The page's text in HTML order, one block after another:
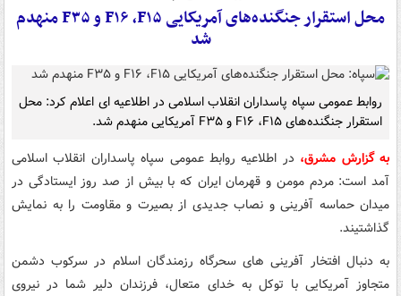
محل استقرار جنگنده‌های آمریکایی F۱۶ ،F۱۵ و F۳۵ منهدم
شد
روابط عمومی سپاه پاسداران انقلاب اسلامی در اطلاعیه ای اعلام کرد: محل
استقرار جنگنده‌های F۱۶ ،F۱۵ و F۳۵ آمریکایی منهدم شد.
به گزارش مشرق، در اطلاعیه روابط عمومی سپاه پاسداران انقلاب اسلامی
آمد است: مردم مومن و قهرمان ایران که با بیش از صد روز ایستادگی در
میدان حماسه آفرینی و نصاب جدیدی از بصیرت و مقاومت را به نمایش
گذاشتیند.
به دنبال افتخار آفرینی های سحرگاه رزمندگان اسلام در سرکوب دشمن
متجاوز آمریکایی با توکل به خدای متعال، فرزندان دلیر شما در نیروی